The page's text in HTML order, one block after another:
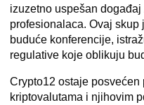
izuzetno uspešan
profesionalaca. Ovaj skup
buduće konferencije,
regulative koje oblikuju
Crypto12 ostaje posvećen
kriptovalutama i njihovim